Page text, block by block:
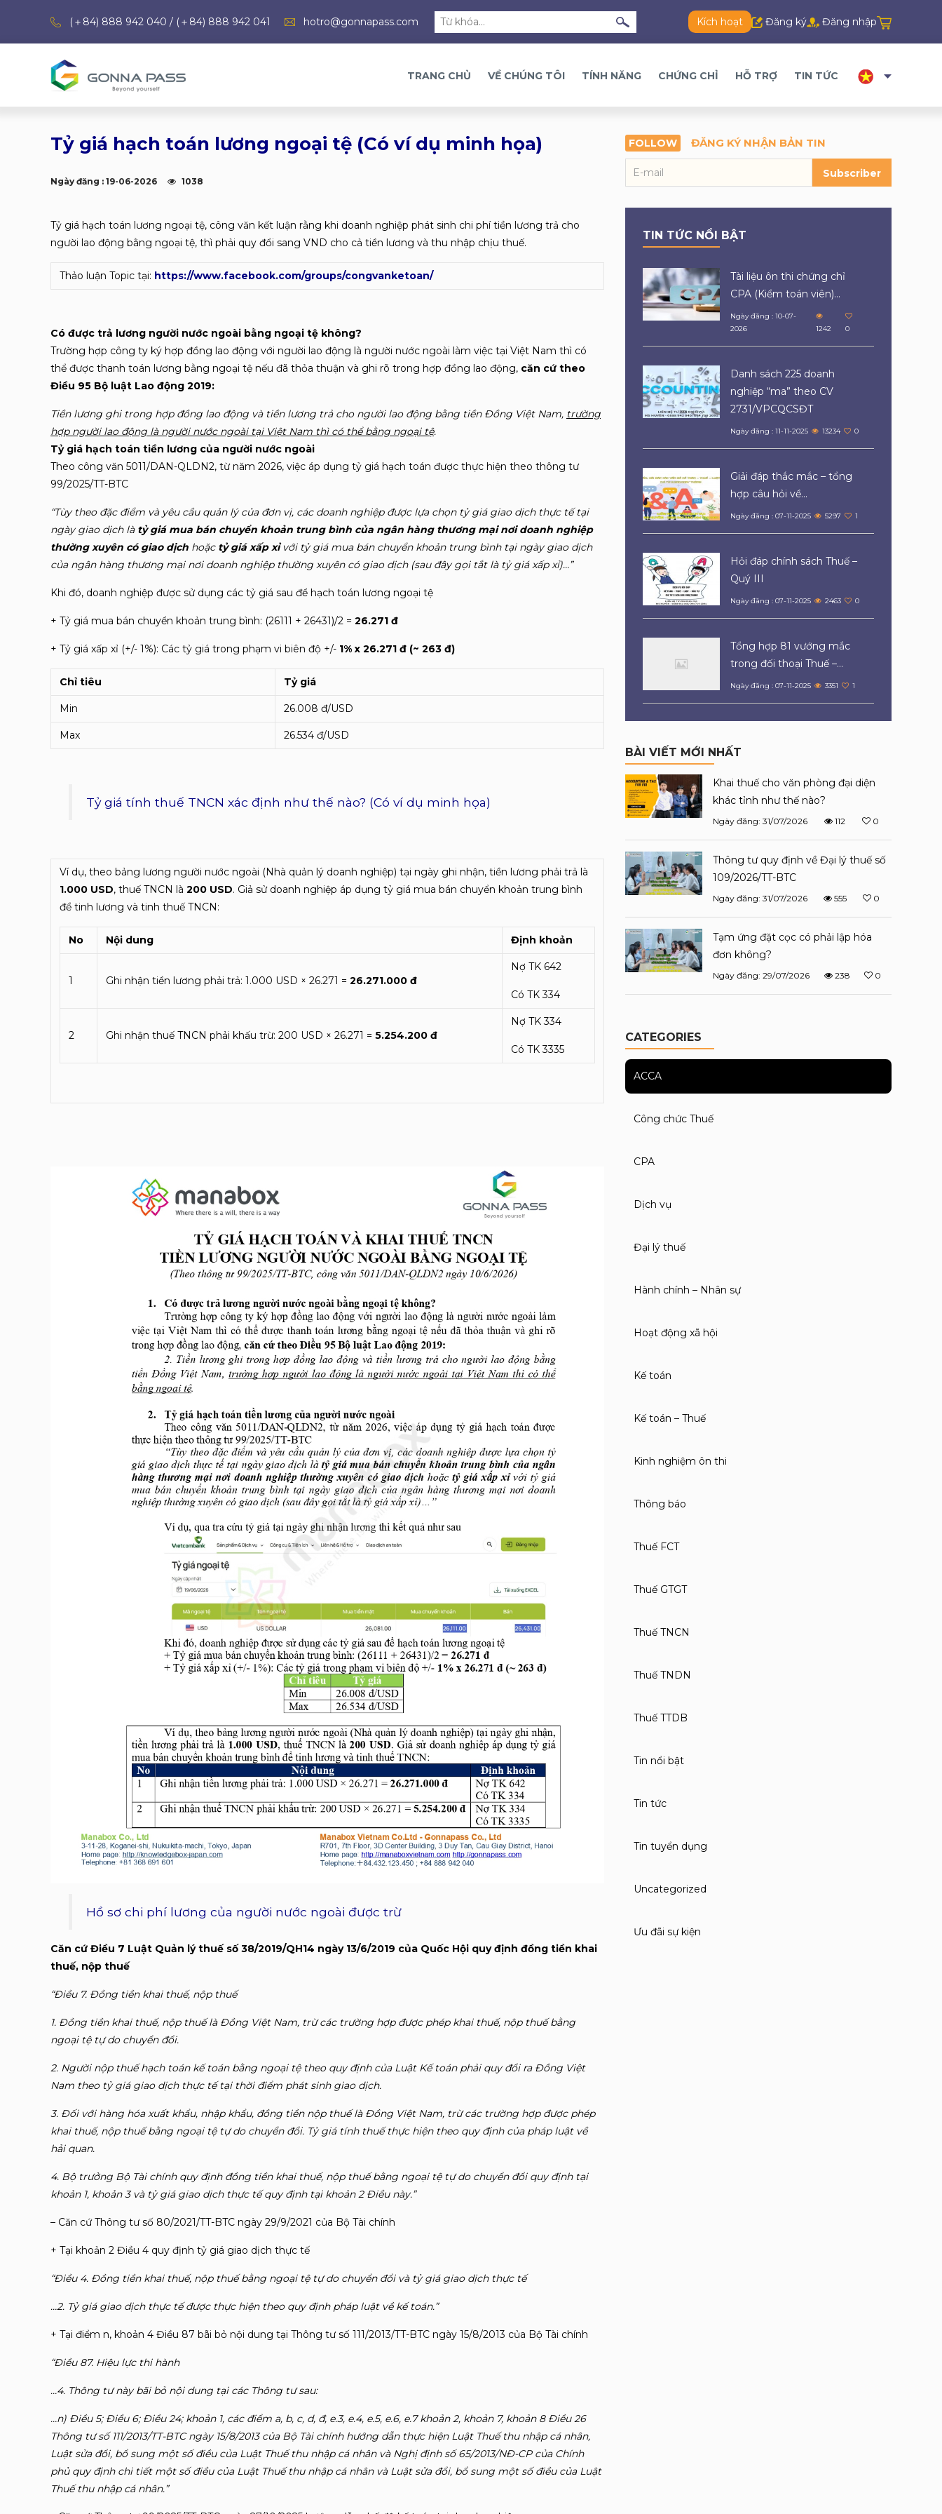
(＋84) 888 942 040 / (＋84) 888 942 041 hotro@gonnapass.com Kích hoạt Đăng ký Đăng nhập
TRANG CHỦ VỀ CHÚNG TÔI TÍNH NĂNG CHỨNG CHỈ HỖ TRỢ TIN TỨC
Tỷ giá hạch toán lương ngoại tệ (Có ví dụ minh họa)
Ngày đăng : 19-06-2026 1038
Tỷ giá hạch toán lương ngoại tệ, công văn kết luận rằng khi doanh nghiệp phát sinh chi phí tiền lương trả cho
người lao động bằng ngoại tệ, thì phải quy đổi sang VND cho cả tiền lương và thu nhập chịu thuế.
Thảo luận Topic tại: https://www.facebook.com/groups/congvanketoan/
Có được trả lương người nước ngoài bằng ngoại tệ không?
Trường hợp công ty ký hợp đồng lao động với người lao động là người nước ngoài làm việc tại Việt Nam thì có
thể được thanh toán lương bằng ngoại tệ nếu đã thỏa thuận và ghi rõ trong hợp đồng lao động, căn cứ theo
Điều 95 Bộ luật Lao động 2019:
Tiền lương ghi trong hợp đồng lao động và tiền lương trả cho người lao động bằng tiền Đồng Việt Nam, trường
hợp người lao động là người nước ngoài tại Việt Nam thì có thể bằng ngoại tệ.
Tỷ giá hạch toán tiền lương của người nước ngoài
Theo công văn 5011/DAN-QLDN2, từ năm 2026, việc áp dụng tỷ giá hạch toán được thực hiện theo thông tư
99/2025/TT-BTC
“Tùy theo đặc điểm và yêu cầu quản lý của đơn vị, các doanh nghiệp được lựa chọn tỷ giá giao dịch thực tế tại
ngày giao dịch là tỷ giá mua bán chuyển khoản trung bình của ngân hàng thương mại nơi doanh nghiệp
thường xuyên có giao dịch hoặc tỷ giá xấp xỉvới tỷ giá mua bán chuyển khoản trung bình tại ngày giao dịch
của ngân hàng thương mại nơi doanh nghiệp thường xuyên có giao dịch (sau đây gọi tắt là tỷ giá xấp xỉ)…”
Khi đó, doanh nghiệp được sử dụng các tỷ giá sau để hạch toán lương ngoại tệ
+ Tỷ giá mua bán chuyển khoản trung bình: (26111 + 26431)/2 = 26.271 đ
+ Tỷ giá xấp xỉ (+/- 1%): Các tỷ giá trong phạm vi biên độ +/- 1% x 26.271 đ (~ 263 đ)
Chỉ tiêu Tỷ giá
Min 26.008 đ/USD
Max 26.534 đ/USD
Tỷ giá tính thuế TNCN xác định như thế nào? (Có ví dụ minh họa)
Ví dụ, theo bảng lương người nước ngoài (Nhà quản lý doanh nghiệp) tại ngày ghi nhận, tiền lương phải trả là
1.000 USD, thuế TNCN là 200 USD. Giả sử doanh nghiệp áp dụng tỷ giá mua bán chuyển khoản trung bình
để tinh lương và tinh thuế TNCN:
No Nội dung Định khoản
1 Ghi nhận tiền lương phải trả: 1.000 USD × 26.271 = 26.271.000 đ
Nợ TK 642
Có TK 334
2 Ghi nhận thuế TNCN phải khấu trừ: 200 USD × 26.271 = 5.254.200 đ
Nợ TK 334
Có TK 3335
Hồ sơ chi phí lương của người nước ngoài được trừ
Căn cứ Điều 7 Luật Quản lý thuế số 38/2019/QH14 ngày 13/6/2019 của Quốc Hội quy định đồng tiền khai
thuế, nộp thuế
“Điều 7. Đồng tiền khai thuế, nộp thuế
1. Đồng tiền khai thuế, nộp thuế là Đồng Việt Nam, trừ các trường hợp được phép khai thuế, nộp thuế bằng
ngoại tệ tự do chuyển đổi.
2. Người nộp thuế hạch toán kế toán bằng ngoại tệ theo quy định của Luật Kế toán phải quy đổi ra Đồng Việt
Nam theo tỷ giá giao dịch thực tế tại thời điểm phát sinh giao dịch.
3. Đối với hàng hóa xuất khẩu, nhập khẩu, đồng tiền nộp thuế là Đồng Việt Nam, trừ các trường hợp được phép
khai thuế, nộp thuế bằng ngoại tệ tự do chuyển đổi. Tỷ giá tính thuế thực hiện theo quy định của pháp luật về
hải quan.
4. Bộ trưởng Bộ Tài chính quy định đồng tiền khai thuế, nộp thuế bằng ngoại tệ tự do chuyển đổi quy định tại
khoản 1, khoản 3 và tỷ giá giao dịch thực tế quy định tại khoản 2 Điều này.”
– Căn cứ Thông tư số 80/2021/TT-BTC ngày 29/9/2021 của Bộ Tài chính
+ Tại khoản 2 Điều 4 quy định tỷ giá giao dịch thực tế
“Điều 4. Đồng tiền khai thuế, nộp thuế bằng ngoại tệ tự do chuyển đổi và tỷ giá giao dịch thực tế
…2. Tỷ giá giao dịch thực tế được thực hiện theo quy định pháp luật về kế toán.”
+ Tại điểm n, khoản 4 Điều 87 bãi bỏ nội dung tại Thông tư số 111/2013/TT-BTC ngày 15/8/2013 của Bộ Tài chính
“Điều 87. Hiệu lực thi hành
…4. Thông tư này bãi bỏ nội dung tại các Thông tư sau:
…n) Điều 5; Điều 6; Điều 24; khoản 1, các điểm a, b, c, d, đ, e.3, e.4, e.5, e.6, e.7 khoản 2, khoản 7, khoản 8 Điều 26
Thông tư số 111/2013/TT-BTC ngày 15/8/2013 của Bộ Tài chính hướng dẫn thực hiện Luật Thuế thu nhập cá nhân,
Luật sửa đổi, bổ sung một số điều của Luật Thuế thu nhập cá nhân và Nghị định số 65/2013/NĐ-CP của Chính
phủ quy định chi tiết một số điều của Luật Thuế thu nhập cá nhân và Luật sửa đổi, bổ sung một số điều của Luật
Thuế thu nhập cá nhân.”
FOLLOW ĐĂNG KÝ NHẬN BẢN TIN
Subscriber
TIN TỨC NỔI BẬT
Tài liệu ôn thi chứng chỉ
CPA (Kiểm toán viên)...
Ngày đăng : 10-07-
2026
1242 0
Danh sách 225 doanh
nghiệp “ma” theo CV
2731/VPCQCSĐT
Ngày đăng : 11-11-2025 13234 0
Giải đáp thắc mắc – tổng
hợp câu hỏi về...
Ngày đăng : 07-11-2025 5297 1
Hỏi đáp chính sách Thuế –
Quý III
Ngày đăng : 07-11-2025 2463 0
Tổng hợp 81 vướng mắc
trong đối thoại Thuế –...
Ngày đăng : 07-11-2025 3351 1
BÀI VIẾT MỚI NHẤT
Khai thuế cho văn phòng đại diện
khác tỉnh như thế nào?
Ngày đăng: 31/07/2026 112 0
Thông tư quy định về Đại lý thuế số
109/2026/TT-BTC
Ngày đăng: 31/07/2026 555 0
Tạm ứng đặt cọc có phải lập hóa
đơn không?
Ngày đăng: 29/07/2026 238 0
CATEGORIES
ACCA
Công chức Thuế
CPA
Dịch vụ
Đại lý thuế
Hành chính – Nhân sự
Hoạt động xã hội
Kế toán
Kế toán – Thuế
Kinh nghiệm ôn thi
Thông báo
Thuế FCT
Thuế GTGT
Thuế TNCN
Thuế TNDN
Thuế TTDB
Tin nổi bật
Tin tức
Tin tuyển dụng
Uncategorized
Ưu đãi sự kiện